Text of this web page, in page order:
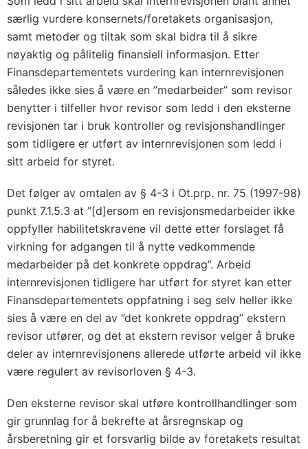
særlig vurdere konsernets/foretakets organisasjon,
samt metoder og tiltak som skal bidra til å sikre
nøyaktig og pålitelig finansiell informasjon. Etter
Finansdepartementets vurdering kan internrevisjonen
således ikke sies å være en ”medarbeider” som revisor
benytter i tilfeller hvor revisor som ledd i den eksterne
revisjonen tar i bruk kontroller og revisjonshandlinger
som tidligere er utført av internrevisjonen som ledd i
sitt arbeid for styret.
Det følger av omtalen av § 4-3 i Ot.prp. nr. 75 (1997-98)
punkt 7.1.5.3 at ”[d]ersom en revisjonsmedarbeider ikke
oppfyller habilitetskravene vil dette etter forslaget få
virkning for adgangen til å nytte vedkommende
medarbeider på det konkrete oppdrag”. Arbeid
internrevisjonen tidligere har utført for styret kan etter
Finansdepartementets oppfatning i seg selv heller ikke
sies å være en del av ”det konkrete oppdrag” ekstern
revisor utfører, og det at ekstern revisor velger å bruke
deler av internrevisjonens allerede utførte arbeid vil ikke
være regulert av revisorloven § 4-3.
Den eksterne revisor skal utføre kontrollhandlinger som
gir grunnlag for å bekrefte at årsregnskap og
årsberetning gir et forsvarlig bilde av foretakets resultat